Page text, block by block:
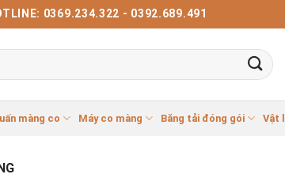
0369.234.322 - 0392.689.491
màng co Máy co màng Băng tải đóng gói Vật